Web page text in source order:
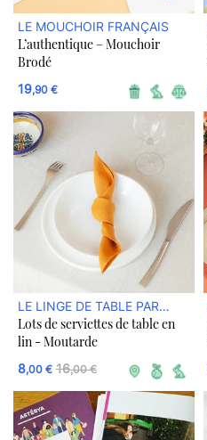
LE MOUCHOIR FRANÇAIS
L’authentique – Mouchoir
Brodé
19,90 €
LE LINGE DE TABLE PAR
DREAM ACT
Lots de serviettes de table en
lin - Moutarde
8,00 € 16,00 €